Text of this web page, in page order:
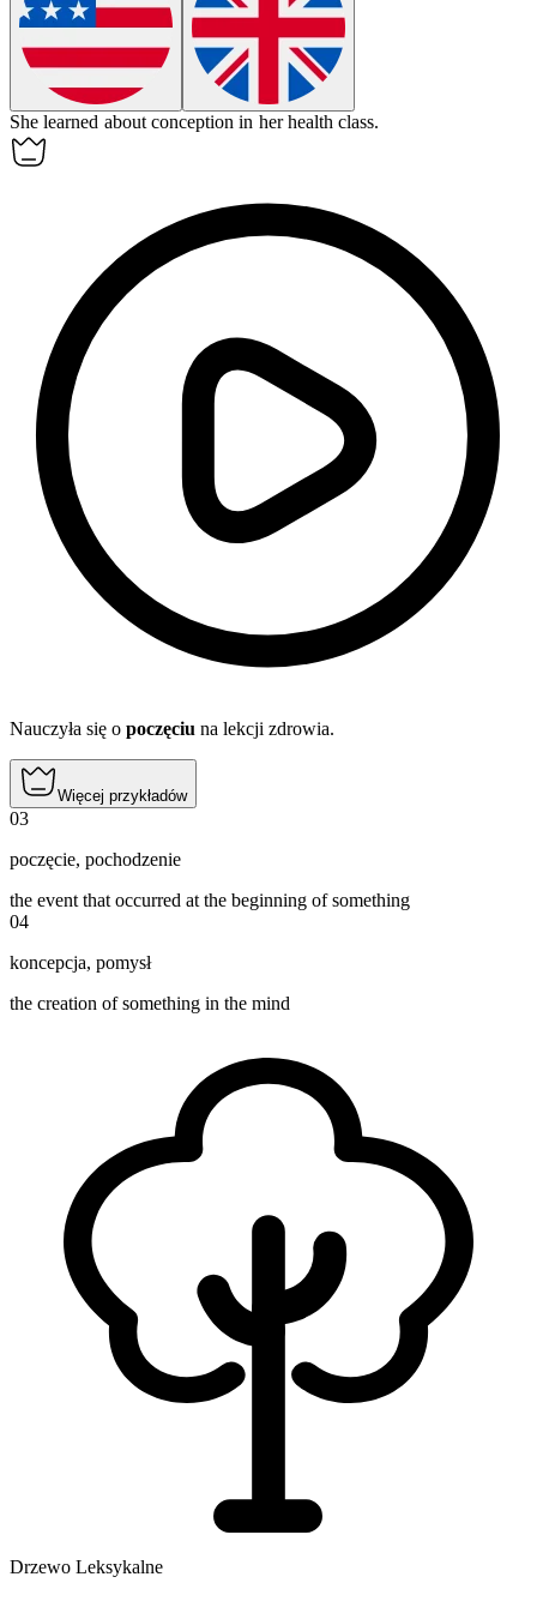
She learned about conception in her health class.
Nauczyła się o poczęciu na lekcji zdrowia.
Więcej przykładów
03
poczęcie, pochodzenie
the event that occurred at the beginning of something
04
koncepcja, pomysł
the creation of something in the mind
Drzewo Leksykalne